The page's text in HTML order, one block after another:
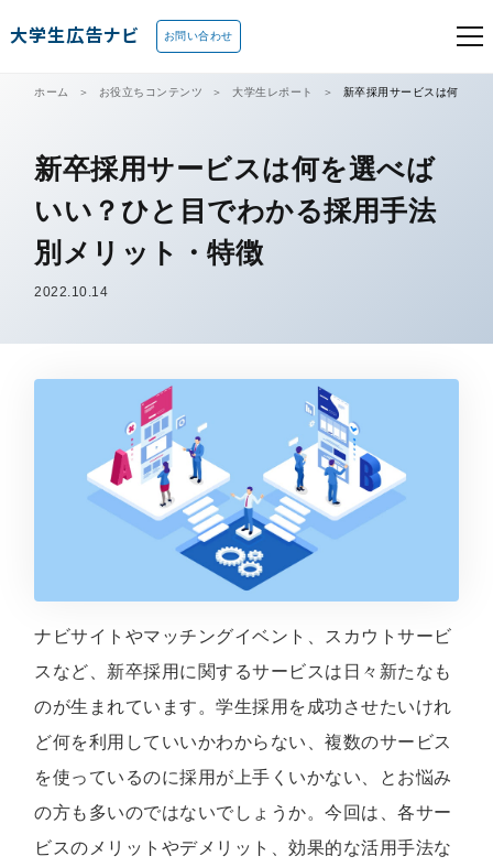
大学生広告ナビ お問い合わせ
ホーム お役立ちコンテンツ 大学生レポート 新卒採用サービスは何を選
新卒採用サービスは何を選べば
いい？ひと目でわかる採用手法
別メリット・特徴
2022.10.14
ナビサイトやマッチングイベント、スカウトサービ
スなど、新卒採用に関するサービスは日々新たなも
のが生まれています。学生採用を成功させたいけれ
ど何を利用していいかわからない、複数のサービス
を使っているのに採用が上手くいかない、とお悩み
の方も多いのではないでしょうか。今回は、各サー
ビスのメリットやデメリット、効果的な活用手法な